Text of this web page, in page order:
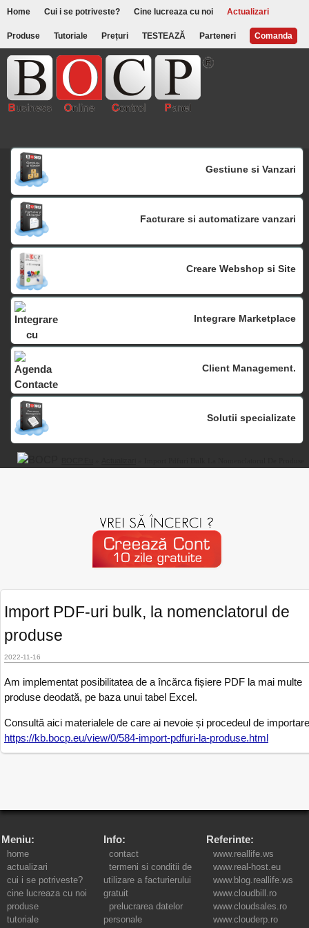
Home Cui i se potriveste? Cine lucreaza cu noi Actualizari
Produse Tutoriale Prețuri TESTEAZĂ Parteneri Comanda
Gestiune si Vanzari
Facturare si automatizare vanzari
Creare Webshop si Site
Integrare Marketplace
Client Management.
Solutii specializate
Import PDF-uri bulk, la nomenclatorul de
produse
2022-11-16
Am implementat posibilitatea de a încărca fișiere PDF la mai multe
produse deodată, pe baza unui tabel Excel.
Consultă aici materialele de care ai nevoie și procedeul de importare
https://kb.bocp.eu/view/0/584-import-pdfuri-la-produse.html
Meniu:
home
actualizari
cui i se potriveste?
cine lucreaza cu noi
produse
tutoriale
Info:
contact
termeni si conditii de
utilizare a facturierului
gratuit
prelucrarea datelor
personale
Referinte:
www.reallife.ws
www.real-host.eu
www.blog.reallife.ws
www.cloudbill.ro
www.cloudsales.ro
www.clouderp.ro